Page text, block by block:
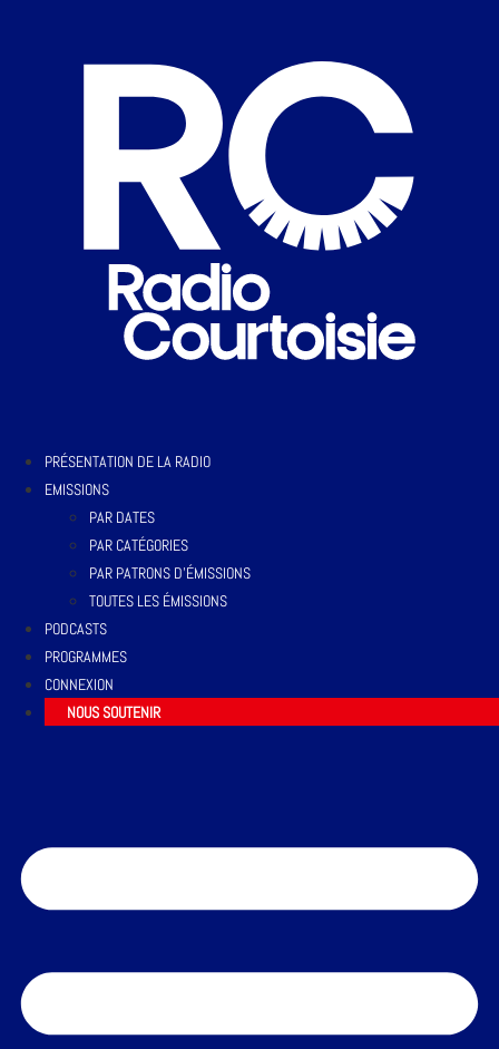
PRÉSENTATION DE LA RADIO
EMISSIONS
PAR DATES
PAR CATÉGORIES
PAR PATRONS D’ÉMISSIONS
TOUTES LES ÉMISSIONS
PODCASTS
PROGRAMMES
CONNEXION
NOUS SOUTENIR